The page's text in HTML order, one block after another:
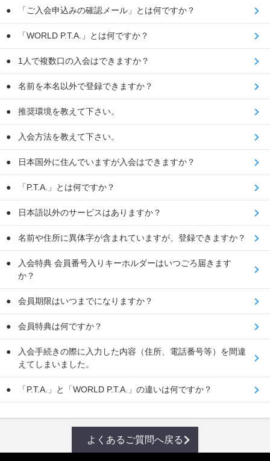
「ご入会申込みの確認メール」とは何ですか？
「WORLD P.T.A.」とは何ですか？
1人で複数口の入会はできますか？
名前を本名以外で登録できますか？
推奨環境を教えて下さい。
入会方法を教えて下さい。
日本国外に住んでいますが入会はできますか？
「P.T.A.」とは何ですか？
日本語以外のサービスはありますか？
名前や住所に異体字が含まれていますが、登録できますか？
入会特典 会員番号入りキーホルダーはいつごろ届きます
か？
会員期限はいつまでになりますか？
会員特典は何ですか？
入会手続きの際に入力した内容（住所、電話番号等）を間違
えてしまいました。
「P.T.A.」と「WORLD P.T.A.」の違いは何ですか？
よくあるご質問へ戻る